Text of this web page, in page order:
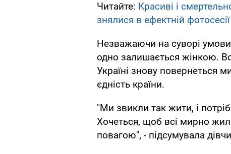
Читайте: Красиві і
знялися в ефектній фотосесії
Незважаючи на суворі
одно залишається жінкою.
Україні знову повернеться
єдність країни.
"Ми звикли так жити, і
Хочеться, щоб всі мирно
повагою", - підсумувала